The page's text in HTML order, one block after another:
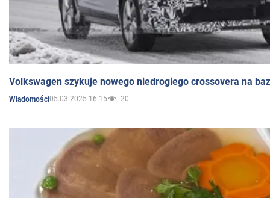
Volkswagen szykuje nowego niedrogiego crossovera na
Wiadomości05.03.2025 16:15 20